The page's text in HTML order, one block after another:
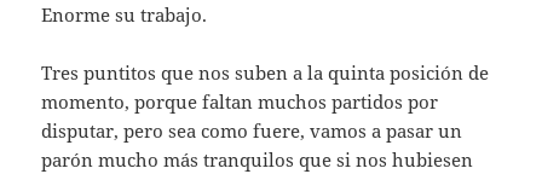
Enorme su trabajo.
Tres puntitos que nos suben a la quinta posición de
momento, porque faltan muchos partidos por
disputar, pero sea como fuere, vamos a pasar un
parón mucho más tranquilos que si nos hubiesen